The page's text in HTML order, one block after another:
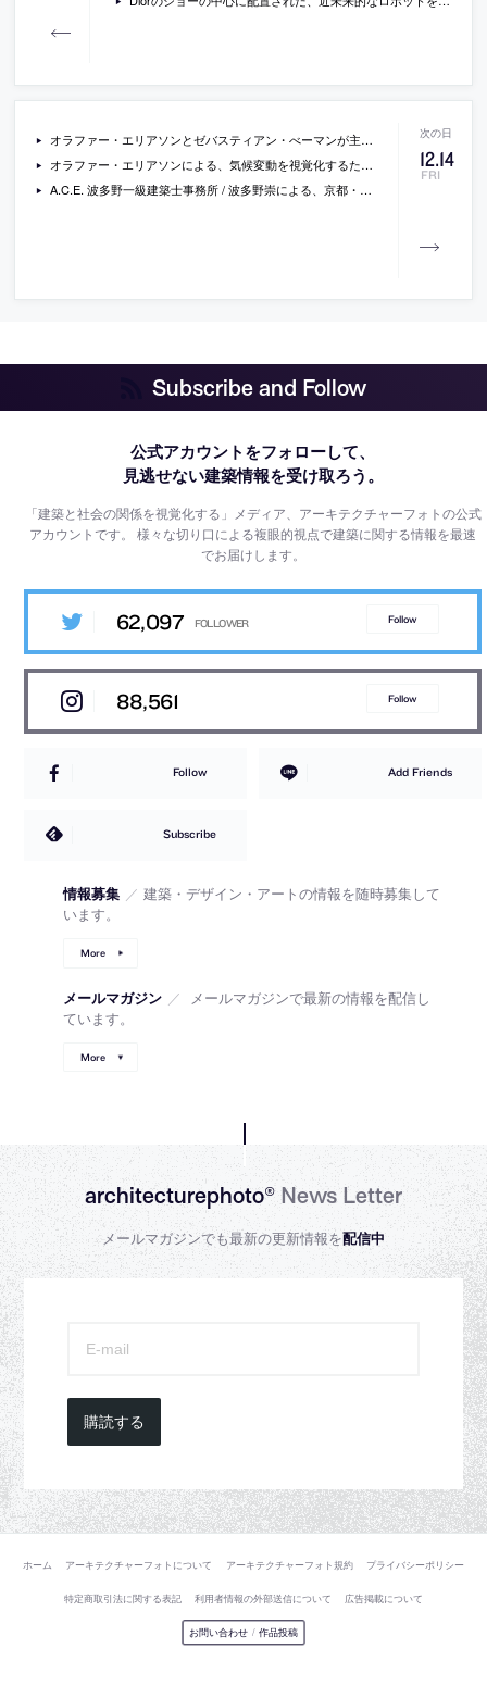
12.14
FRI
オラファー・エリアソンとゼバスティアン・べーマンが主宰するスタジオ・アザー・スペーシズによる、グリーンランドの、その場の氷を型枠として利用して内部空間を作っている、災害調査・ビジターセンター設計コンペの応募案の画像
オラファー・エリアソンによる、気候変動を視覚化するために、グリーンランドからロンドンに巨大な氷の塊を輸送・設置したインスタレーション「ice watch」の写真と動画
A.C.E. 波多野一級建築士事務所 / 波多野崇による、京都・左京区の店舗併設住宅「窓緑の家」
Subscribe and Follow
公式アカウントをフォローして、
見逃せない建築情報を受け取ろう。
「建築と社会の関係を視覚化する」メディア、アーキテクチャーフォトの公式
アカウントです。様々な切り口による複眼的視点で建築に関する情報を最速
でお届けします。
62,097 Follow
88,561 Follow
Follow Add Friends
Subscribe
情報募集 ／ 建築・デザイン・アートの情報を随時募集して
います。
More
メールマガジン ／
メールマガジンで最新の情報を配信し
ています。
More
architecturephoto®News Letter
メールマガジンでも最新の更新情報を配信中
購読する
ホーム アーキテクチャーフォトについて アーキテクチャーフォト規約 プライバシーポリシー
特定商取引法に関する表記 利用者情報の外部送信について 広告掲載について
お問い合わせ / 作品投稿